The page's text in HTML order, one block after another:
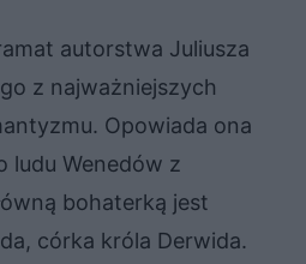
autorstwa Juliusza
z najważniejszych
Opowiada ona
ludu Wenedów z
bohaterką jest
córka króla Derwida.